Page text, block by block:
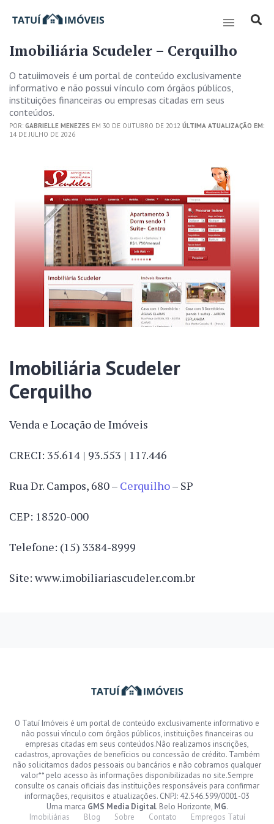
Imobiliária Scudeler – Cerquilho
O tatuiimoveis é um portal de conteúdo exclusivamente
informativo e não possui vínculo com órgãos públicos,
instituições financeiras ou empresas citadas em seus
conteúdos.
POR: GABRIELLE MENEZES EM 30 DE OUTUBRO DE 2012 ÚLTIMA ATUALIZAÇÃO EM:
14 DE JULHO DE 2026
Imobiliária Scudeler
Cerquilho
Venda e Locação de Imóveis
CRECI: 35.614 | 93.553 | 117.446
Rua Dr. Campos, 680 – Cerquilho– SP
CEP: 18520-000
Telefone: (15) 3384-8999
Site: www.imobiliariascudeler.com.br
O Tatuí Imóveis é um portal de conteúdo exclusivamente informativo e
não possui vínculo com órgãos públicos, instituições financeiras ou
empresas citadas em seus conteúdos.Não realizamos inscrições,
cadastros, aprovações de benefícios ou concessão de crédito. Também
não solicitamos dados pessoais ou bancários e não cobramos qualquer
valor** pelo acesso às informações disponibilizadas no site.Sempre
consulte os canais oficiais das instituições responsáveis para confirmar
informações, requisitos e atualizações. CNPJ: 42.546.599/0001-03
Uma marca GMS Media Digital. Belo Horizonte, MG.
Imobiliárias
Blog Sobre Contato
Empregos Tatuí